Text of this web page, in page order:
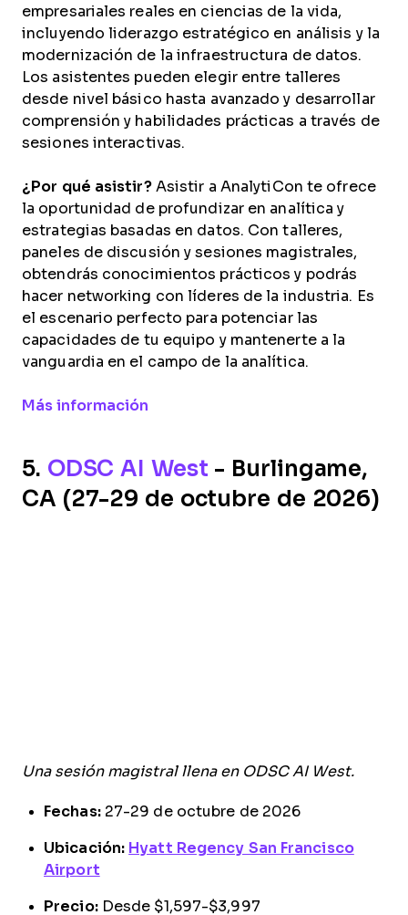
empresariales reales en ciencias de la vida,
incluyendo liderazgo estratégico en análisis y la
modernización de la infraestructura de datos.
Los asistentes pueden elegir entre talleres
desde nivel básico hasta avanzado y desarrollar
comprensión y habilidades prácticas a través de
sesiones interactivas.
¿Por qué asistir?Asistir a AnalytiCon te ofrece
la oportunidad de profundizar en analítica y
estrategias basadas en datos. Con talleres,
paneles de discusión y sesiones magistrales,
obtendrás conocimientos prácticos y podrás
hacer networking con líderes de la industria. Es
el escenario perfecto para potenciar las
capacidades de tu equipo y mantenerte a la
vanguardia en el campo de la analítica.
Más información
5. ODSC AI West - Burlingame,
CA (27-29 de octubre de 2026)
Una sesión magistral llena en ODSC AI West.
Fechas:27-29 de octubre de 2026
Ubicación: Hyatt Regency San Francisco
Airport
Precio:Desde $1,597-$3,997